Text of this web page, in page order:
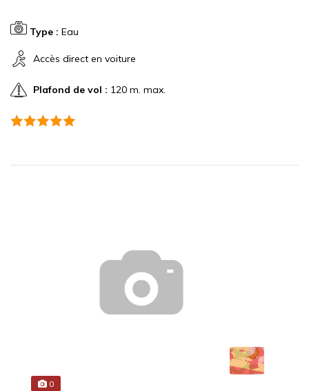
Type : Eau
Accès direct en voiture
Plafond de vol : 120 m. max.
0